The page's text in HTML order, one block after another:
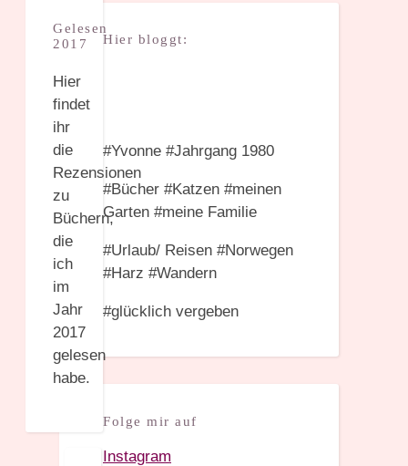
Gelesen
2017
Hier
findet
ihr
die
Rezensionen
zu
Büchern,
die
ich
im
Jahr
2017
gelesen
habe.
Hier bloggt:
#Yvonne #Jahrgang 1980
#Bücher #Katzen #meinen
Garten #meine Familie
#Urlaub/ Reisen #Norwegen
#Harz #Wandern
#glücklich vergeben
Folge mir auf
Instagram